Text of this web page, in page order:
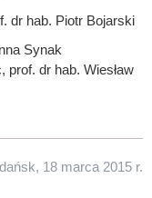
dr hab. Piotr Bojarski
Synak
prof. dr hab. Wiesław
18 marca 2015 r.